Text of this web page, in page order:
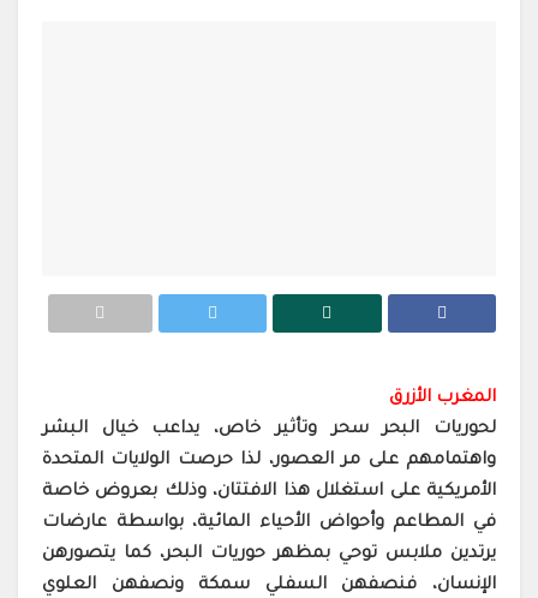
المغرب الأزرق
لحوريات البحر سحر وتأثير خاص، يداعب خيال البشر
واهتمامهم على مر العصور، لذا حرصت الولايات المتحدة
الأمريكية على استغلال هذا الافتتان، وذلك بعروض خاصة
في المطاعم وأحواض الأحياء المائية،بواسطة عارضات
يرتدين ملابس توحي بمظهر حوريات البحر، كما يتصورهن
الإنسان، فنصفهن السفلي سمكة ونصفهن العلوي